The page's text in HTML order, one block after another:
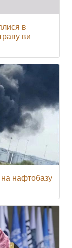
в
ви
нафтобазу